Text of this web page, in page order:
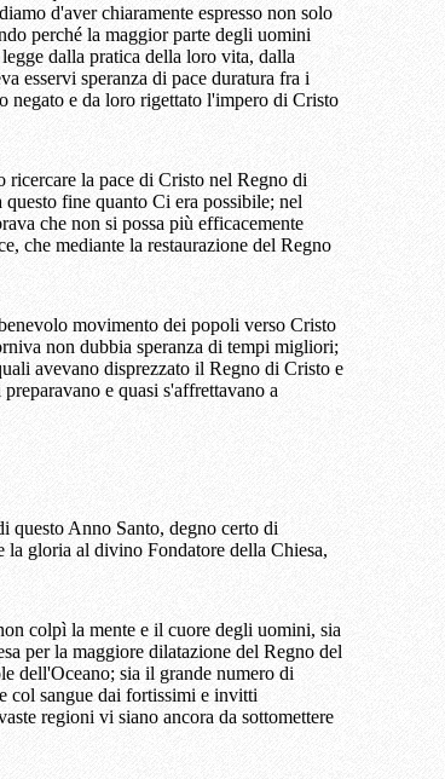
d'aver chiaramente espresso non solo
perché la maggior parte degli uomini
dalla pratica della loro vita, dalla
esservi speranza di pace duratura fra i
e da loro rigettato l'impero di Cristo
ricercare la pace di Cristo nel Regno di
fine quanto Ci era possibile; nel
che non si possa più efficacemente
che mediante la restaurazione del Regno
movimento dei popoli verso Cristo
non dubbia speranza di tempi migliori;
avevano disprezzato il Regno di Cristo e
e quasi s'affrettavano a
questo Anno Santo, degno certo di
la gloria al divino Fondatore della Chiesa,
colpì la mente e il cuore degli uomini, sia
per la maggiore dilatazione del Regno del
dell'Oceano; sia il grande numero di
col sangue dai fortissimi e invitti
regioni vi siano ancora da sottomettere